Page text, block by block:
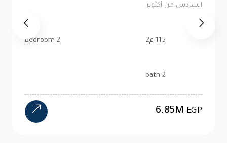
السادس من أكتوبر
130 م2 bedroom
bath
12MEGP